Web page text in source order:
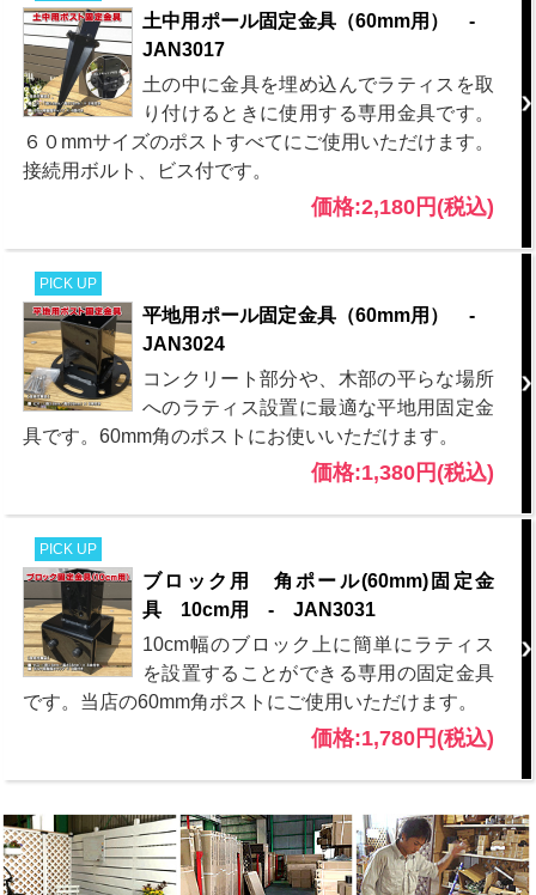
土中用ポール固定金具（60mm用） -
JAN3017
土の中に金具を埋め込んでラティスを取
り付けるときに使用する専用金具です。
６０mmサイズのポストすべてにご使用いただけます。
接続用ボルト、ビス付です。
価格:2,180円(税込)
PICK UP
平地用ポール固定金具（60mm用） -
JAN3024
コンクリート部分や、木部の平らな場所
へのラティス設置に最適な平地用固定金
具です。60mm角のポストにお使いいただけます。
価格:1,380円(税込)
PICK UP
ブロック用 角ポール(60mm)固定金
具 10cm用 - JAN3031
10cm幅のブロック上に簡単にラティス
を設置することができる専用の固定金具
です。当店の60mm角ポストにご使用いただけます。
価格:1,780円(税込)